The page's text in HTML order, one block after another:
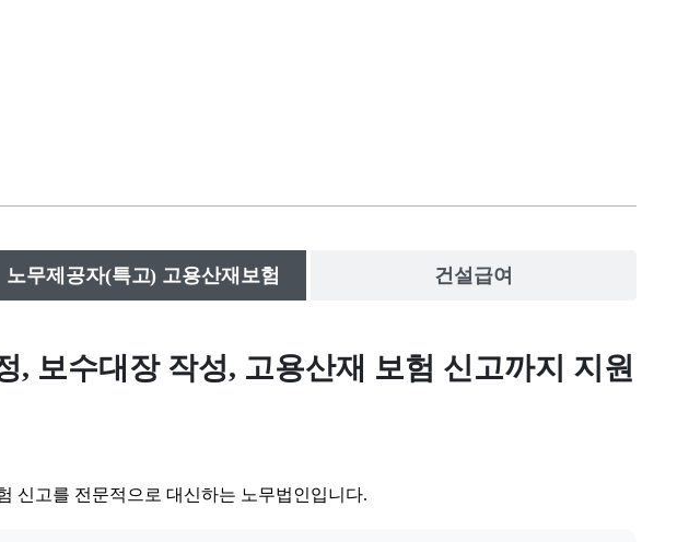
노무제공자(특고) 고용산재보험 건설급여
보수대장 작성, 고용산재 보험 신고까지 지원
신고를 전문적으로 대신하는 노무법인입니다.